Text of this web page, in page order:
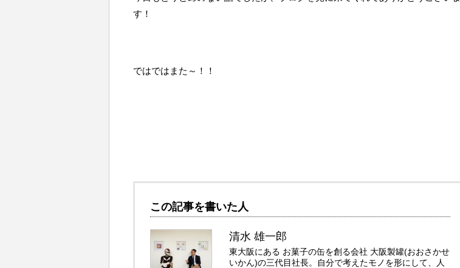
す！
ではではまた～！！
この記事を書いた人
清水 雄一郎
東大阪にある お菓子の缶を創る会社 大阪製罐(おおさかせ
いかん)の三代目社長。自分で考えたモノを形にして、人